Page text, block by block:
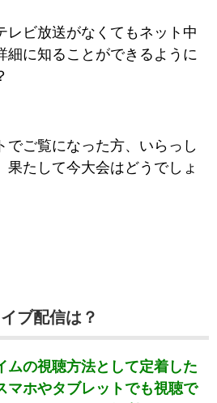
レビ放送がなくてもネット中
細に知ることができるように
でご覧になった方、いらっし
果たして今大会はどうでしょ
ブ配信は？
ムの視聴方法として定着した
マホやタブレットでも視聴で